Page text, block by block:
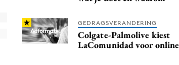
GEDRAGSVERANDERING
Colgate-Palmolive kiest
LaComunidad voor online